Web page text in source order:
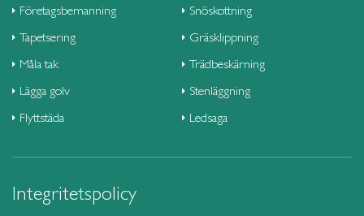
Företagsbemanning
Tapetsering
Måla tak
Lägga golv
Flyttstäda
Snöskottning
Gräsklippning
Trädbeskärning
Stenläggning
Ledsaga
Integritetspolicy